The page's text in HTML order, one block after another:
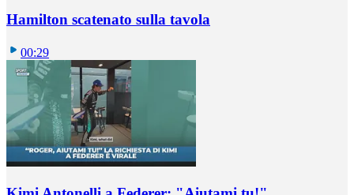
Hamilton scatenato sulla tavola
00:29